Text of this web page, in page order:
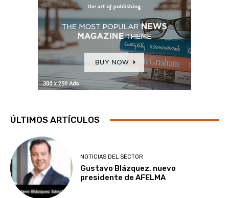
ÚLTIMOS ARTÍCULOS
NOTICIAS DEL SECTOR
Gustavo Blázquez, nuevo
presidente de AFELMA